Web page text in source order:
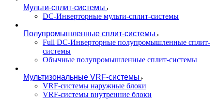
Мульти-сплит-системы
DC-Инверторные мульти-сплит-системы
Полупромышленные сплит-системы
Full DC-Инверторные полупромышленные сплит-
системы
Обычные полупромышленные сплит-системы
Мультизональные VRF-системы
VRF-системы наружные блоки
VRF-системы внутренние блоки